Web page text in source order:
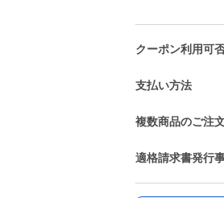
クーポン利用可
支払い方法
複数商品のご注
適格請求書発行